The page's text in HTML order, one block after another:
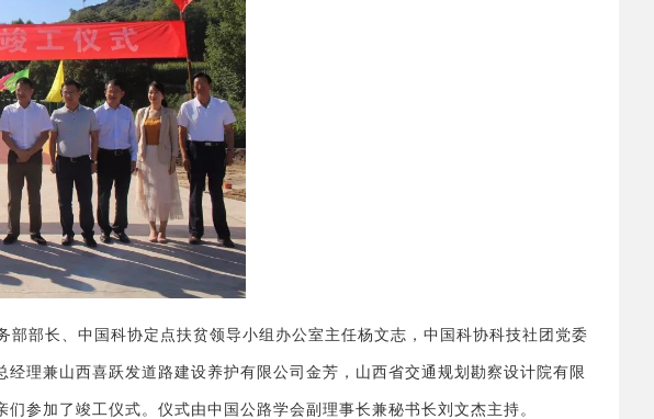
部长、中国科协定点扶贫领导小组办公室主任杨文志，中国科协科技社团党委
理兼山西喜跃发道路建设养护有限公司金芳，山西省交通规划勘察设计院有限
参加了竣工仪式。仪式由中国公路学会副理事长兼秘书长刘文杰主持。